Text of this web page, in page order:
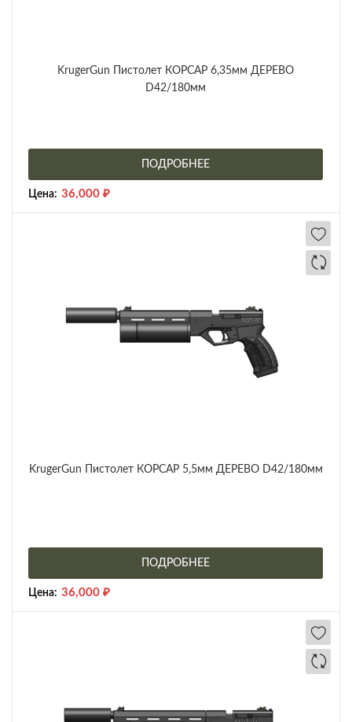
KrugerGun Пистолет КОРСАР 6,35мм ДЕРЕВО
D42/180мм
ПОДРОБНЕЕ
Цена: 36,000 ₽
KrugerGun Пистолет КОРСАР 5,5мм ДЕРЕВО D42/180мм
ПОДРОБНЕЕ
Цена: 36,000 ₽